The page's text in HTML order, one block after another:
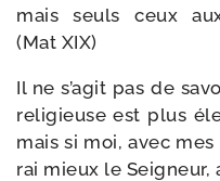
mais seuls ceux
(Mat XIX)
Il ne s’agit pas de
reli­gieuse est plus
mais si moi, avec
rai mieux le Seigneur,